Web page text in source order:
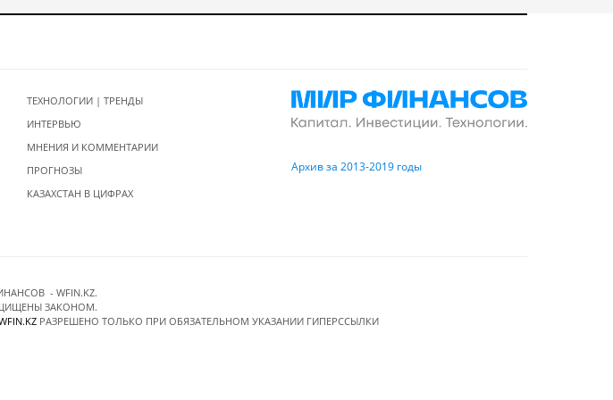
ТЕХНОЛОГИИ | ТРЕНДЫ
ИНТЕРВЬЮ
МНЕНИЯ И КОММЕНТАРИИ
ПРОГНОЗЫ
КАЗАХСТАН В ЦИФРАХ
Архив за 2013-2019 годы
- WFIN.KZ.
ЗАКОНОМ.
РАЗРЕШЕНО ТОЛЬКО ПРИ ОБЯЗАТЕЛЬНОМ УКАЗАНИИ ГИПЕРССЫЛКИ